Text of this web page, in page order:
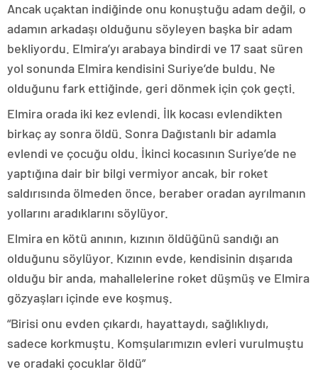
Ancak uçaktan indiğinde onu konuştuğu adam değil, o
adamın arkadaşı olduğunu söyleyen başka bir adam
bekliyordu. Elmira’yı arabaya bindirdi ve 17 saat süren
yol sonunda Elmira kendisini Suriye’de buldu. Ne
olduğunu fark ettiğinde, geri dönmek için çok geçti.
Elmira orada iki kez evlendi. İlk kocası evlendikten
birkaç ay sonra öldü. Sonra Dağıstanlı bir adamla
evlendi ve çocuğu oldu. İkinci kocasının Suriye’de ne
yaptığına dair bir bilgi vermiyor ancak, bir roket
saldırısında ölmeden önce, beraber oradan ayrılmanın
yollarını aradıklarını söylüyor.
Elmira en kötü anının, kızının öldüğünü sandığı an
olduğunu söylüyor. Kızının evde, kendisinin dışarıda
olduğu bir anda, mahallelerine roket düşmüş ve Elmira
gözyaşları içinde eve koşmuş.
“Birisi onu evden çıkardı, hayattaydı, sağlıklıydı,
sadece korkmuştu. Komşularımızın evleri vurulmuştu
ve oradaki çocuklar öldü”